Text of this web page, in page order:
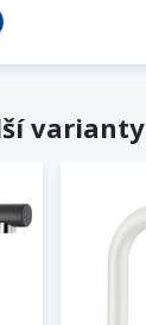
varianty